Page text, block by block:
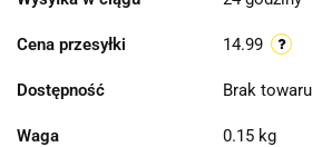
Cena przesyłki 14.99
Dostępność Brak towaru
Waga 0.15 kg